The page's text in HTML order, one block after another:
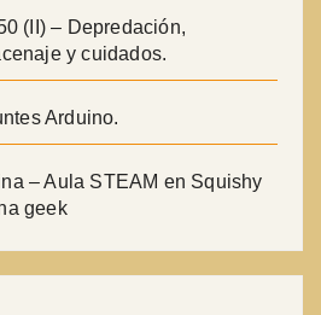
(II) – Depredación,
y cuidados.
Arduino.
– Aula STEAM en Squishy
geek